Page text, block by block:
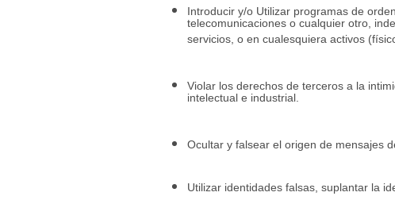
Introducir y/o Utilizar programas de
telecomunicaciones o cualquier otro,
servicios, o en cualesquiera activos
Violar los derechos de terceros a la
intelectual e industrial.
Ocultar y falsear el origen de mensajes
Utilizar identidades falsas, suplantar la